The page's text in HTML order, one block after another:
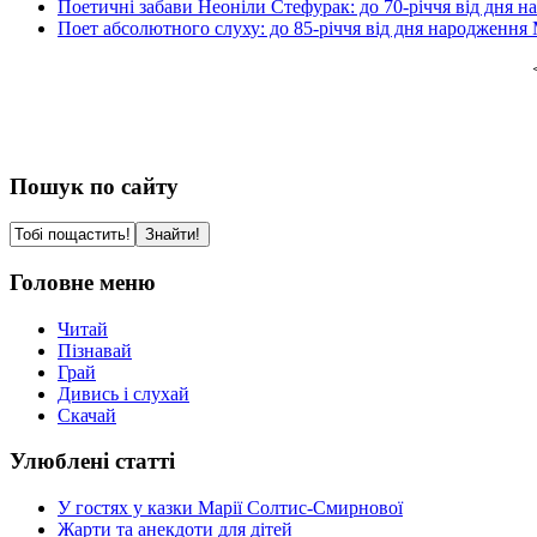
Поетичні забави Неоніли Стефурак: до 70-річчя від дня
Поет абсолютного слуху: до 85-річчя від дня
Пошук по сайту
Головне меню
Читай
Пізнавай
Грай
Дивись і слухай
Скачай
Улюблені статті
У гостях у казки Марії Солтис-Смирнової
Жарти та анекдоти для дітей